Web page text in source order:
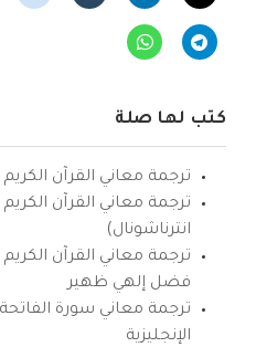
كتب لها صلة
ترجمة معاني القرآن الكريم
ترجمة معاني القرآن
انترناشونال)
ترجمة معاني القرآن الكريم
فضل إلهي ظهير
ترجمة معاني سورة الفاتحة
الإنجليزية